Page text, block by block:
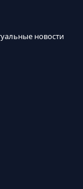
новости